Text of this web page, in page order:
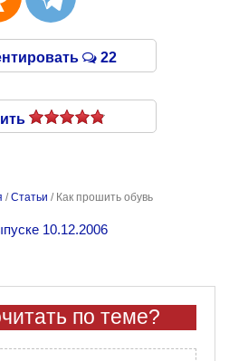
22
/Статьи / Как прошить обувь
10.12.2006
по теме?